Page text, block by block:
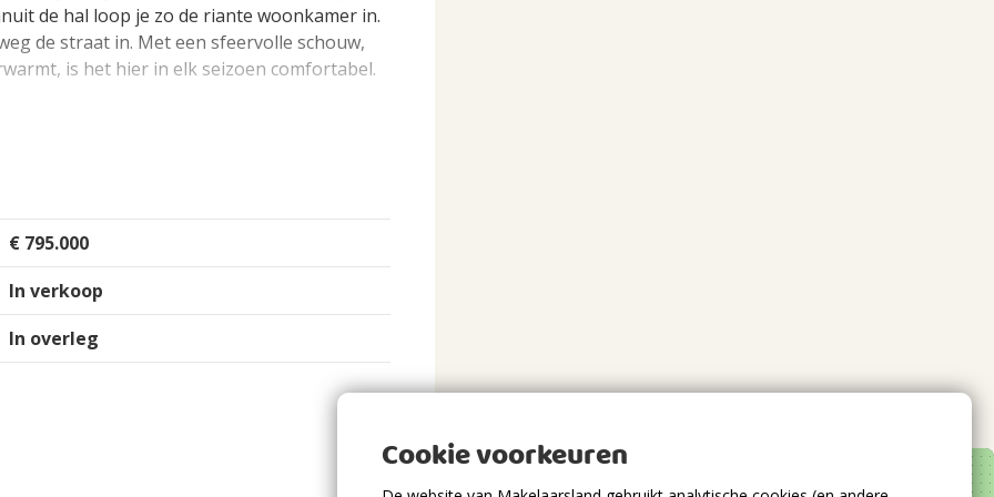
de hal loop je zo de riante woonkamer in.
de straat in. Met een sfeervolle schouw,
is het hier in elk seizoen comfortabel.
heeft lekker veel kastruimte en de ruimte
grond:
en een elektrisch rolluik voor de perfecte
compleet met een fijne inloopdouche en
droger en extra koelapparatuur.
Hier ligt een nette laminaatvloer en vind je
€ 795.000
In verkoop
In overleg
Cookie voorkeuren